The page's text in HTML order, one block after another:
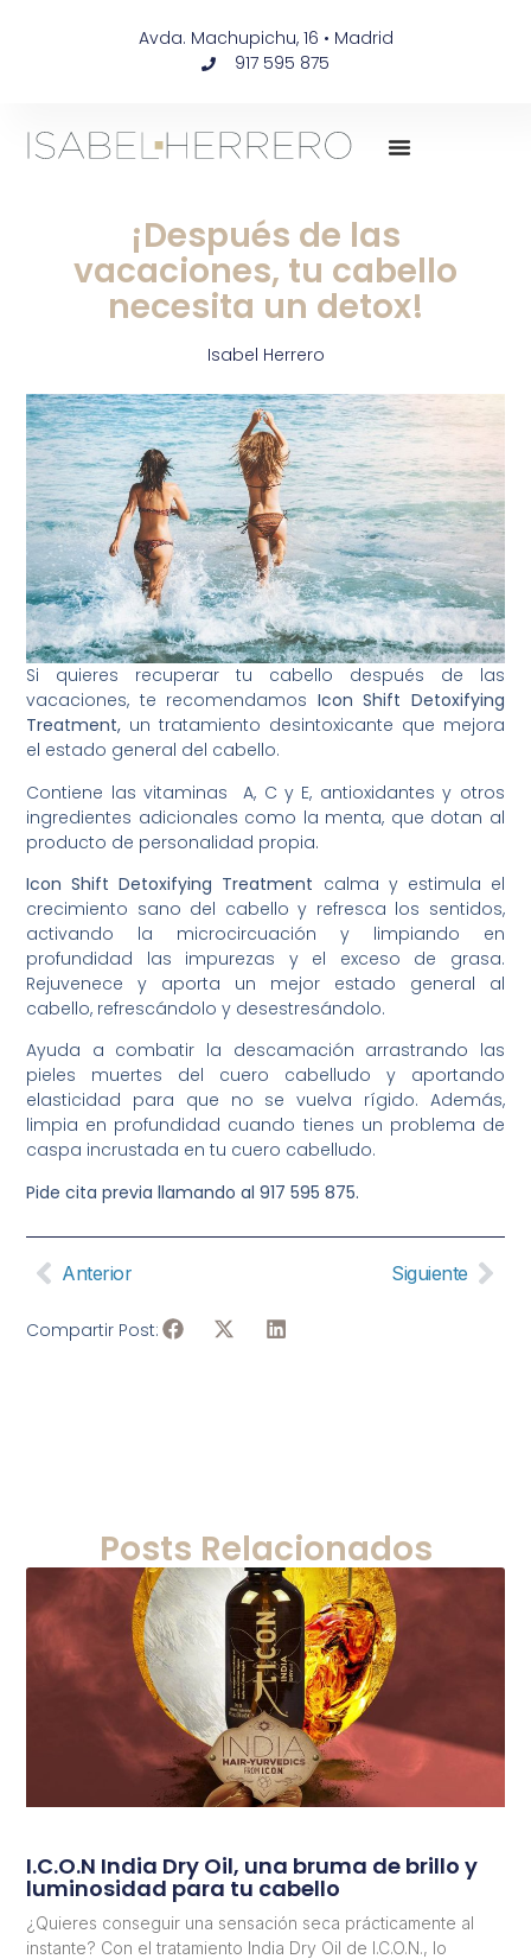
Avda. Machupichu, 16 • Madrid
917 595 875
¡Después de las
vacaciones, tu cabello
necesita un detox!
Isabel Herrero
Si quieres recuperar tu cabello después de las
vacaciones, te recomendamos Icon Shift Detoxifying
Treatment, un tratamiento desintoxicante que mejora
el estado general del cabello.
Contiene las vitaminas A, C y E, antioxidantes y otros
ingredientes adicionales como la menta, que dotan al
producto de personalidad propia.
Icon Shift Detoxifying Treatment calma y estimula el
crecimiento sano del cabello y refresca los sentidos,
activando la microcircuación y limpiando en
profundidad las impurezas y el exceso de grasa.
Rejuvenece y aporta un mejor estado general al
cabello, refrescándolo y desestresándolo.
Ayuda a combatir la descamación arrastrando las
pieles muertes del cuero cabelludo y aportando
elasticidad para que no se vuelva rígido. Además,
limpia en profundidad cuando tienes un problema de
caspa incrustada en tu cuero cabelludo.
Pide cita previa llamando al 917 595 875.
Anterior Siguiente
Compartir Post:
Posts Relacionados
I.C.O.N India Dry Oil, una bruma de brillo y
luminosidad para tu cabello
¿Quieres conseguir una sensación seca prácticamente al
instante? Con el tratamiento India Dry Oil de I.C.O.N., lo